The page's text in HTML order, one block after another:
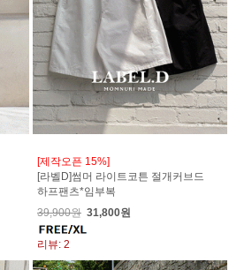
[제작오픈 15%]
[라벨D]썸머 라이트코튼 절개커브드
하프팬츠*임부복
39,900원 31,800원
리뷰: 2